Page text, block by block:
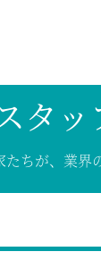
タ
ちが、 業界